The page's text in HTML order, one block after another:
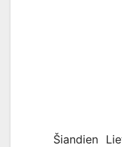
Šiandien